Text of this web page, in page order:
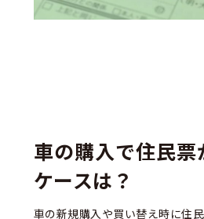
車の購入で住民票
ケースは？
車の新規購入や買い替え時に住